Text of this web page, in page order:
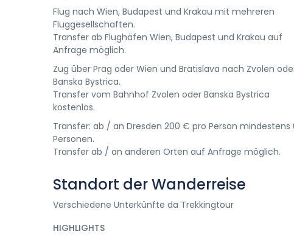
Flug nach Wien, Budapest und Krakau mit mehreren
Fluggesellschaften.
Transfer ab Flughäfen Wien, Budapest und Krakau auf
Anfrage möglich.
Zug über Prag oder Wien und Bratislava nach Zvolen
Banska Bystrica.
Transfer vom Bahnhof Zvolen oder Banska Bystrica
kostenlos.
Transfer: ab / an Dresden 200 € pro Person mindestens
Personen.
Transfer ab / an anderen Orten auf Anfrage möglich.
Standort der Wanderreise
Verschiedene Unterkünfte da Trekkingtour
HIGHLIGHTS